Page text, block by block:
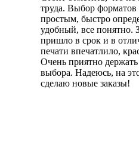
труда. Выбор форматов
простым, быстро
удобный, все понятно.
пришло в срок и в
печати впечатлило,
Очень приятно держать
выбора. Надеюсь, на
сделаю новые заказы!